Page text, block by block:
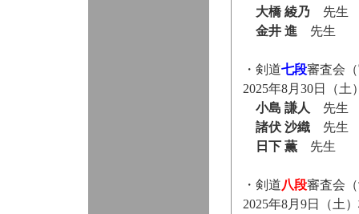
大橋 綾乃先生
金井 進 先生
・剣道七段審査会
2025年8月30日（
小島 謙人 先生
諸伏 沙織先生
日下 薫先生
・剣道八段審査会
2025年8月9日（土